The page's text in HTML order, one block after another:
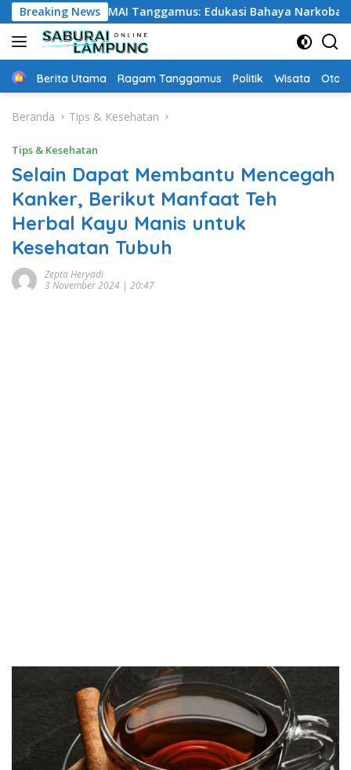
Langsung
ke
konten
Breaking News
DPD MAI Tanggamus: Edukasi Bahaya Narkoba Sekaligus
Home
Berita Utama Ragam Tanggamus Politik Wisata Oto
Beranda Tips & Kesehatan
Tips & Kesehatan
Selain Dapat Membantu Mencegah
Kanker, Berikut Manfaat Teh
Herbal Kayu Manis untuk
Kesehatan Tubuh
Zepta Heryadi
3 November 2024 | 20:47